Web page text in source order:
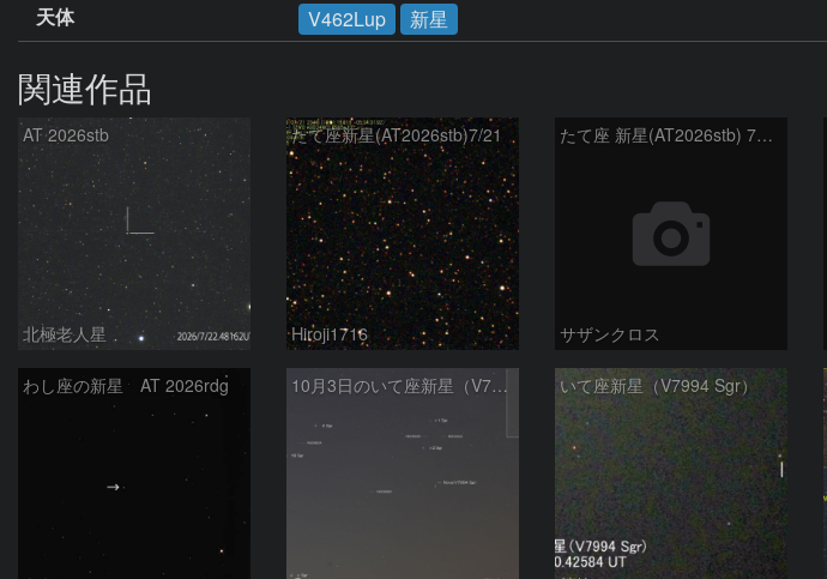
天体
V462Lup 新星
関連作品
AT 2026stb
北極老人星
たて座新星(AT2026stb)7/21
Hiroji1716
たて座 新星(AT2026stb) 7月14日 Seestar50
サザンクロス
わし座の新星 AT 2026rdg 10月3日のいて座新星（V7994Sgr） いて座新星（V7994 Sgr）